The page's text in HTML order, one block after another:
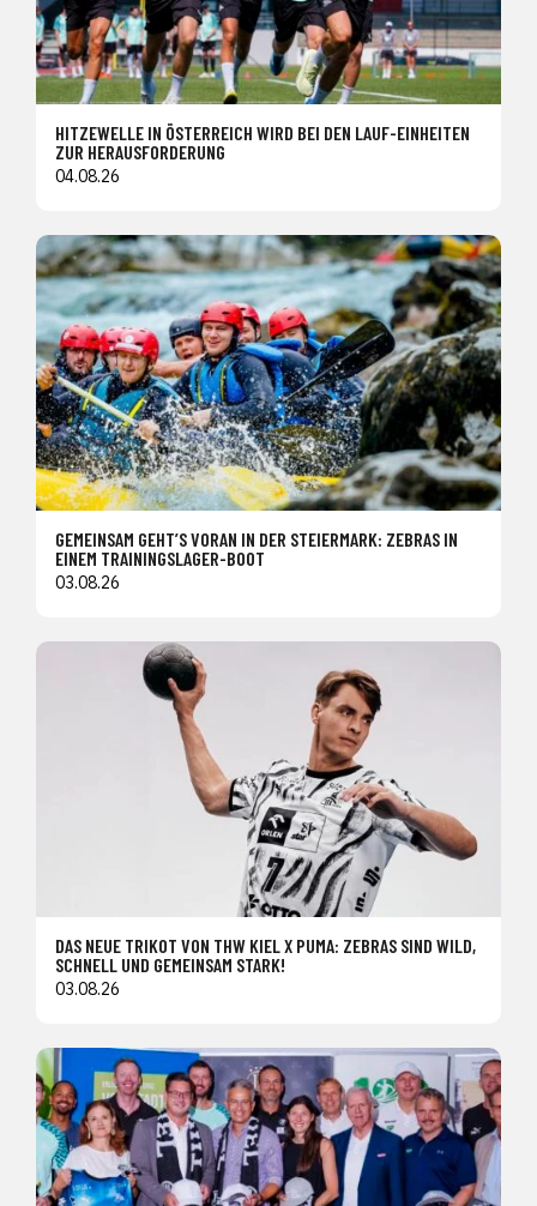
HITZEWELLE IN ÖSTERREICH WIRD BEI DEN LAUF-EINHEITEN
ZUR HERAUSFORDERUNG
04.08.26
GEMEINSAM GEHT’S VORAN IN DER STEIERMARK: ZEBRAS IN
EINEM TRAININGSLAGER-BOOT
03.08.26
DAS NEUE TRIKOT VON THW KIEL X PUMA: ZEBRAS SIND WILD,
SCHNELL UND GEMEINSAM STARK!
03.08.26